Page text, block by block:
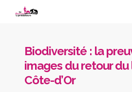
Biodiversité : la
images du retour du
Côte-d’Or